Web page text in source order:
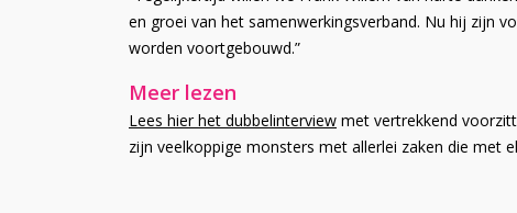
en groei van het samenwerkingsverband. Nu hij zijn
worden voortgebouwd.”
Meer lezen
Lees hier het dubbelinterview met vertrekkend
zijn veelkoppige monsters met allerlei zaken die met